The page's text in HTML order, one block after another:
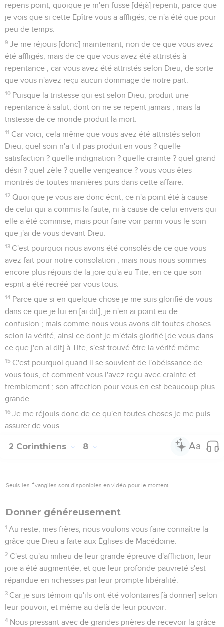
repens point, quoique je m'en fusse [déjà] repenti, parce que
je vois que si cette Epître vous a affligés, ce n'a été que pour
peu de temps.
9 Je me réjouis [donc] maintenant, non de ce que vous avez
été affligés, mais de ce que vous avez été attristés à
repentance ; car vous avez été attristés selon Dieu, de sorte
que vous n'avez reçu aucun dommage de notre part.
10 Puisque la tristesse qui est selon Dieu, produit une
repentance à salut, dont on ne se repent jamais ; mais la
tristesse de ce monde produit la mort.
11 Car voici, cela même que vous avez été attristés selon
Dieu, quel soin n'a-t-il pas produit en vous ? quelle
satisfaction ? quelle indignation ? quelle crainte ? quel grand
désir ? quel zèle ? quelle vengeance ? vous vous êtes
montrés de toutes manières purs dans cette affaire.
12 Quoi que je vous aie donc écrit, ce n'a point été à cause
de celui qui a commis la faute, ni à cause de celui envers qui
elle a été commise, mais pour faire voir parmi vous le soin
que j'ai de vous devant Dieu.
13 C'est pourquoi nous avons été consolés de ce que vous
avez fait pour notre consolation ; mais nous nous sommes
encore plus réjouis de la joie qu'a eu Tite, en ce que son
esprit a été recréé par vous tous.
14 Parce que si en quelque chose je me suis glorifié de vous
dans ce que je lui en [ai dit], je n'en ai point eu de
confusion ; mais comme nous vous avons dit toutes choses
selon la vérité, ainsi ce dont je m'étais glorifié [de vous dans
ce que j'en ai dit] à Tite, s'est trouvé être la vérité même.
15 C'est pourquoi quand il se souvient de l'obéissance de
vous tous, et comment vous l'avez reçu avec crainte et
tremblement ; son affection pour vous en est beaucoup plus
grande.
16 Je me réjouis donc de ce qu'en toutes choses je me puis
assurer de vous.
2 Corinthiens 8
Seuls les Évangiles sont disponibles en vidéo pour le moment.
Donner généreusement
1 Au reste, mes frères, nous voulons vous faire connaître la
grâce que Dieu a faite aux Églises de Macédoine.
2 C'est qu'au milieu de leur grande épreuve d'affliction, leur
joie a été augmentée, et que leur profonde pauvreté s'est
répandue en richesses par leur prompte libéralité.
3 Car je suis témoin qu'ils ont été volontaires [à donner] selon
leur pouvoir, et même au delà de leur pouvoir.
4 Nous pressant avec de grandes prières de recevoir la grâce